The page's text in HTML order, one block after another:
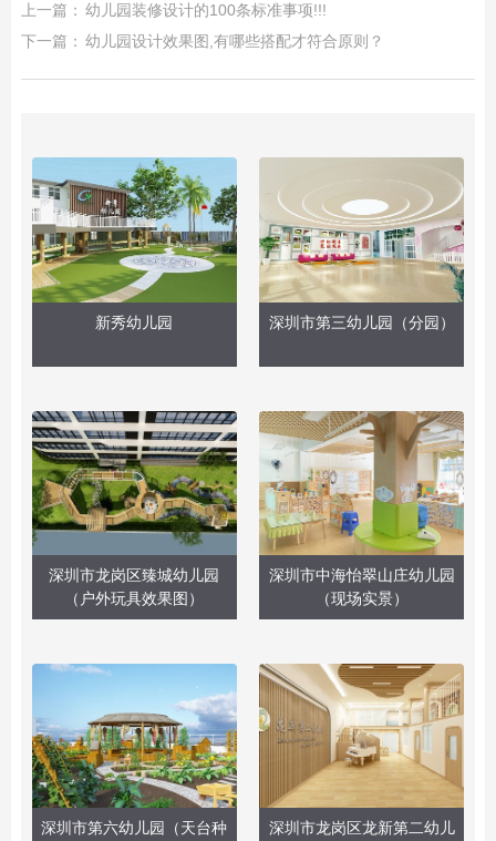
上一篇： 幼儿园装修设计的100条标准事项!!!
下一篇： 幼儿园设计效果图,有哪些搭配才符合原则？
新秀幼儿园 深圳市第三幼儿园（分园）
深圳市龙岗区臻城幼儿园
（户外玩具效果图）
深圳市中海怡翠山庄幼儿园
（现场实景）
深圳市第六幼儿园（天台种
深圳市龙岗区龙新第二幼儿